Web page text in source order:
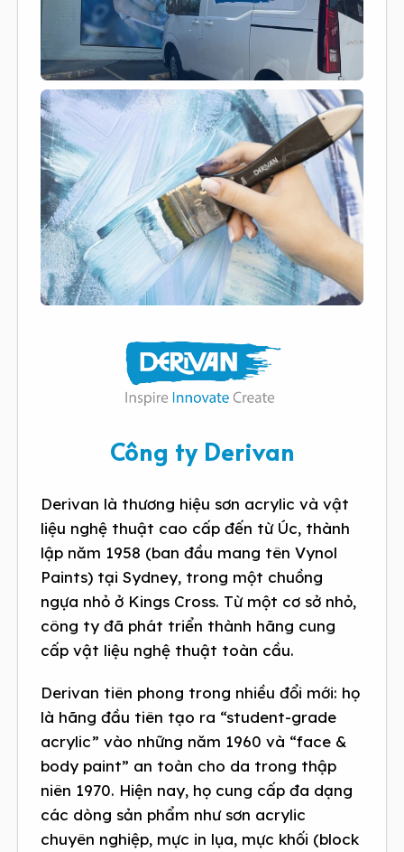
Công ty Derivan
Derivan là thương hiệu sơn acrylic và vật
liệu nghệ thuật cao cấp đến từ Úc, thành
lập năm 1958 (ban đầu mang tên Vynol
Paints) tại Sydney, trong một chuồng
ngựa nhỏ ở Kings Cross. Từ một cơ sở nhỏ,
công ty đã phát triển thành hãng cung
cấp vật liệu nghệ thuật toàn cầu.
Derivan tiên phong trong nhiều đổi mới: họ
là hãng đầu tiên tạo ra “student-grade
acrylic” vào những năm 1960 và “face &
body paint” an toàn cho da trong thập
niên 1970. Hiện nay, họ cung cấp đa dạng
các dòng sản phẩm như sơn acrylic
chuyên nghiệp, mực in lụa, mực khối (block